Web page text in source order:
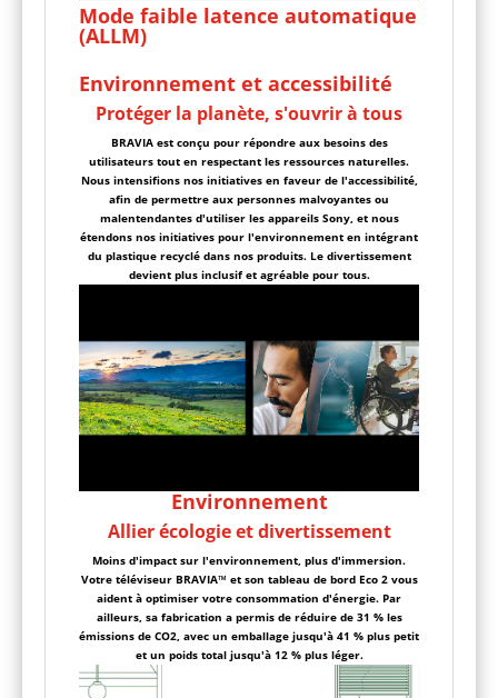
Mode faible latence automatique
(ALLM)
Environnement et accessibilité
Protéger la planète, s'ouvrir à tous
BRAVIA est conçu pour répondre aux besoins des
utilisateurs tout en respectant les ressources naturelles.
Nous intensifions nos initiatives en faveur de l'accessibilité,
afin de permettre aux personnes malvoyantes ou
malentendantes d'utiliser les appareils Sony, et nous
étendons nos initiatives pour l'environnement en intégrant
du plastique recyclé dans nos produits. Le divertissement
devient plus inclusif et agréable pour tous.
Environnement
Allier écologie et divertissement
Moins d'impact sur l'environnement, plus d'immersion.
Votre téléviseur BRAVIA™ et son tableau de bord Eco 2 vous
aident à optimiser votre consommation d'énergie. Par
ailleurs, sa fabrication a permis de réduire de 31 % les
émissions de CO2, avec un emballage jusqu'à 41 % plus petit
et un poids total jusqu'à 12 % plus léger.